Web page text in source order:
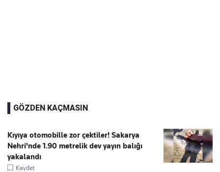
GÖZDEN KAÇMASIN
Kıyıya otomobille zor çektiler! Sakarya
Nehri'nde 1.90 metrelik dev yayın balığı
yakalandı
Kaydet